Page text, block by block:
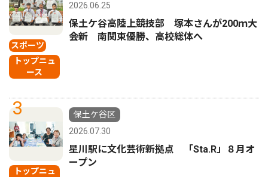
スポーツ
トップニュ
ース
2026.06.25
保土ケ谷高陸上競技部 塚本さんが200ｍ大
会新 南関東優勝、高校総体へ
3
トップニュ
保土ケ谷区
2026.07.30
星川駅に文化芸術新拠点 「Sta.R」８月オ
ープン